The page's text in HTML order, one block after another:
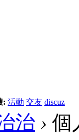
: 活動 交友 discuz
治 › 個